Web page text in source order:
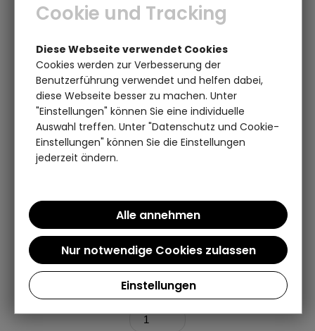
Wildblumenwiese Geschirrtuch
Lieferung: 1-2 Werktage (DE)
7,95 €
inkl. inkl. 19% MwSt. zzgl.Versandkosten
Cookie und Tracking
Diese Webseite verwendet Cookies
Cookies werden zur Verbesserung der
Benutzerführung verwendet und helfen dabei,
diese Webseite besser zu machen. Unter
"Einstellungen" können Sie eine individuelle
Auswahl treffen. Unter "Datenschutz und Cookie-
Einstellungen" können Sie die Einstellungen
jederzeit ändern.
Einstellungen